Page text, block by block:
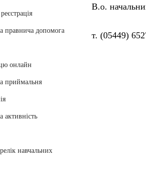
правнича допомога
онлайн
приймальня
активність
навчальних
В.о.
т. (05449)